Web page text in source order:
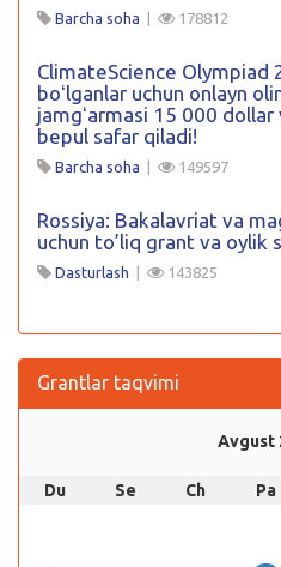
Barcha soha | 178812
ClimateScience Olympiad
boʻlganlar uchun onlayn
jamgʻarmasi 15 000 dollar
bepul safar qiladi!
Barcha soha | 149597
Rossiya: Bakalavriat va
uchun to’liq grant va oylik
Dasturlash | 143825
Grantlar taqvimi
Avgust
Du Se Ch Pa